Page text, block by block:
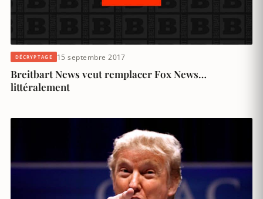
DÉCRYPTAGE 15 septembre 2017
Breitbart News veut remplacer Fox News…
littéralement